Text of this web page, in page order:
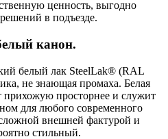
ценность, выгодно
в подъезде.
канон.
белый лак SteelLak® (RAL
не знающая промаха. Белая
прихожую просторнее и служит
для любого современного
внешней фактурой и
стильный.